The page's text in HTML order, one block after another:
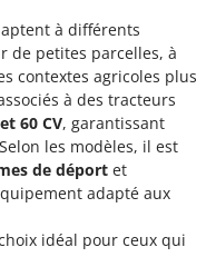
à différents
de petites parcelles, à
contextes agricoles plus
à des tracteurs
60 CV, garantissant
les modèles, il est
de déport et
adapté aux
idéal pour ceux qui